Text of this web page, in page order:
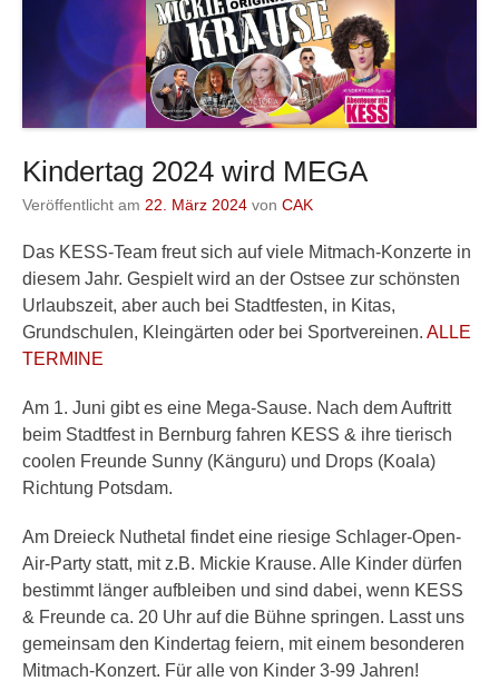
Kindertag 2024 wird MEGA
Veröffentlicht am 22. März 2024 von CAK
Das KESS-Team freut sich auf viele Mitmach-Konzerte in
diesem Jahr. Gespielt wird an der Ostsee zur schönsten
Urlaubszeit, aber auch bei Stadtfesten, in Kitas,
Grundschulen, Kleingärten oder bei Sportvereinen. ALLE
TERMINE
Am 1. Juni gibt es eine Mega-Sause. Nach dem Auftritt
beim Stadtfest in Bernburg fahren KESS & ihre tierisch
coolen Freunde Sunny (Känguru) und Drops (Koala)
Richtung Potsdam.
Am Dreieck Nuthetal findet eine riesige Schlager-Open-
Air-Party statt, mit z.B. Mickie Krause. Alle Kinder dürfen
bestimmt länger aufbleiben und sind dabei, wenn KESS
& Freunde ca. 20 Uhr auf die Bühne springen. Lasst uns
gemeinsam den Kindertag feiern, mit einem besonderen
Mitmach-Konzert. Für alle von Kinder 3-99 Jahren!